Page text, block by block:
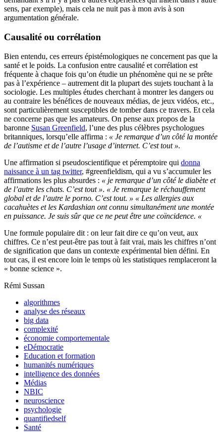
sens, par exemple), mais cela ne nuit pas à mon avis à son
argumentation générale.
Causalité ou corrélation
Bien entendu, ces erreurs épistémologiques ne concernent pas que la
santé et le poids. La confusion entre causalité et corrélation est
fréquente à chaque fois qu’on étudie un phénomène qui ne se prête
pas à l’expérience – autrement dit la plupart des sujets touchant à la
sociologie. Les multiples études cherchant à montrer les dangers ou
au contraire les bénéfices de nouveaux médias, de jeux vidéos, etc.,
sont particulièrement susceptibles de tomber dans ce travers. Et cela
ne concerne pas que les amateurs. On pense aux propos de la
baronne Susan Greenfield, l’une des plus célèbres psychologues
britanniques, lorsqu’elle affirma : « Je remarque d’un côté la montée
de l’autisme et de l’autre l’usage d’internet. C’est tout ».
Une affirmation si pseudoscientifique et péremptoire qui donna
naissance à un tag twitter, #greenfieldism, qui a vu s’accumuler les
affirmations les plus absurdes : « je remarque d’un côté le diabète et
de l’autre les chats. C’est tout ». « Je remarque le réchauffement
global et de l’autre le porno. C’est tout. » « Les allergies aux
cacahuètes et les Kardashian ont connu simultanément une montée
en puissance. Je suis sûr que ce ne peut être une coïncidence. «
Une formule populaire dit : on leur fait dire ce qu’on veut, aux
chiffres. Ce n’est peut-être pas tout à fait vrai, mais les chiffres n’ont
de signification que dans un contexte expérimental bien défini. En
tout cas, il est encore loin le temps où les statistiques remplaceront la
« bonne science ».
Rémi Sussan
algorithmes
analyse des réseaux
big data
complexité
économie comportementale
eDémocratie
Education et formation
humanités numériques
intelligence des données
Médias
NBIC
neuroscience
psychologie
quantifiedself
Santé